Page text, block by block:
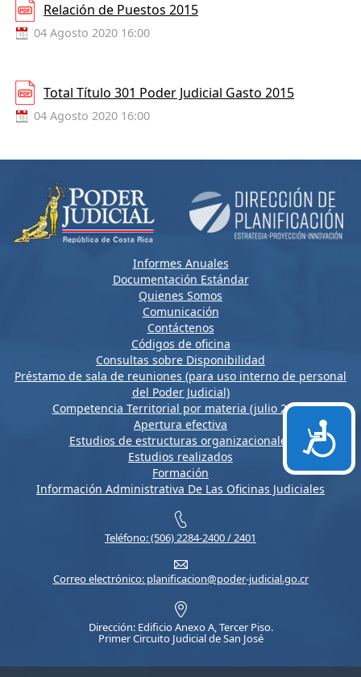
Relación de Puestos 2015
04 Agosto 2020 16:00
Total Título 301 Poder Judicial Gasto 2015
04 Agosto 2020 16:00
Informes Anuales
Documentación Estándar
Quienes Somos
Comunicación
Contáctenos
Códigos de oficina
Consultas sobre Disponibilidad
Préstamo de sala de reuniones (para uso interno de personal
del Poder Judicial)
Competencia Territorial por materia (julio 2026)
Apertura efectiva
Estudios de estructuras organizacionales
Estudios realizados
Formación
Información Administrativa De Las Oficinas Judiciales
Teléfono: (506) 2284-2400 / 2401
Correo electrónico: planificacion@poder-judicial.go.cr
Dirección: Edificio Anexo A, Tercer Piso.
Primer Circuito Judicial de San José